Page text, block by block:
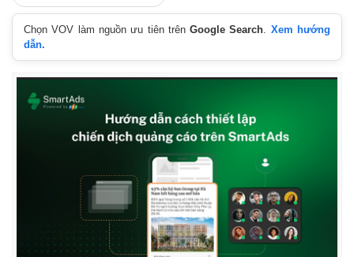
Kinh tế
Bất động sản
Thị trường
Giá cà phê
Chọn VOV làm nguồn ưu tiên trênGoogle Search
Xem hướng
dẫn.